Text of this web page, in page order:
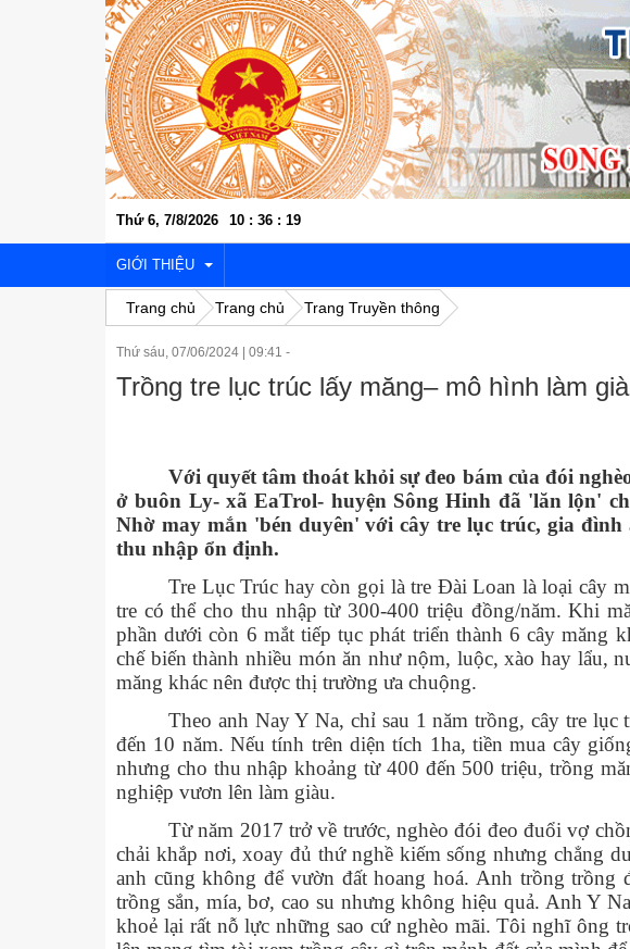
Thứ 6, 7/8/2026 10 : 36 : 20
GIỚI THIỆU
VỊ TRÍ ĐỊA LÝ
LỊCH SỬ VĂN HÓA
BẢN ĐỒ HÀNH CHÍNH
ĐIỀU KIỆN TỰ NHIÊN
TIỂU SỬ TÓM TẮT VÀ NHIỆM VỤ LẢNH ĐẠO
TỔ CHỨC BỘ MÁYHỘI ĐỒNG NHÂN DÂNTHƯỜNG TRỰC HĐND
BAN KINH TẾ - XÃ HỘI
VĂN PHÒNG HĐND-UBND
PHÒNG KINH TẾ
CÔNG AN XÃ
BAN CHỈ HUY
MẶT TRẬN TỔ QUỐC, CÁC ĐOÀN THỂ
UỶ BAN MTTQ VIỆT NAM
HỘI NÔNG DÂN
HỘI CỰU CHIẾN BINH
ĐOÀN TNCS HỒ CHÍ MINH
ĐẢNG ỦY
VĂN PHÒNG ĐẢNG ỦY
BAN XÂY DỰNG ĐẢNG
UY BAN KIỂM TRA ĐẢNG ỦY
PHÒNG KINH TẾ
Trang chủ Trang chủ Trang Truyền thông
Thứ sáu, 07/06/2024 09:41 -
Trồng tre lục trúc lấy măng– mô hình làm
Với quyết tâm thoát khỏi sự đeo bám của đói
ở buôn Ly- xã EaTrol- huyện Sông Hinh đã 'lăn lộn'
Nhờ may mắn 'bén duyên' với cây tre lục trúc, gia
thu nhập ổn định.
Tre Lục Trúc hay còn gọi là tre Đài Loan là loại cây
tre có thể cho thu nhập từ 300-400 triệu đồng/năm. Khi
phần dưới còn 6 mắt tiếp tục phát triển thành 6 cây măng
chế biến thành nhiều món ăn như nộm, luộc, xào hay lẩu,
măng khác nên được thị trường ưa chuộng.
Theo anh Nay Y Na, chỉ sau 1 năm trồng, cây tre
đến 10 năm. Nếu tính trên diện tích 1ha, tiền mua cây
nhưng cho thu nhập khoảng từ 400 đến 500 triệu, trồng
nghiệp vươn lên làm giàu.
Từ năm 2017 trở về trước, nghèo đói đeo đuổi vợ
chải khắp nơi, xoay đủ thứ nghề kiếm sống nhưng chẳng
anh cũng không để vườn đất hoang hoá. Anh trồng
trồng sắn, mía, bơ, cao su nhưng không hiệu quả. Anh Y
khoẻ lại rất nỗ lực những sao cứ nghèo mãi. Tôi nghĩ ông